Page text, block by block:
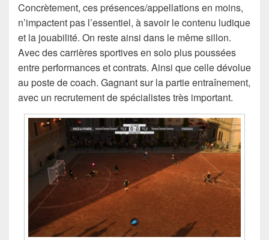
Concrètement, ces présences/appellations en moins,
n’impactent pas l’essentiel, à savoir le contenu ludique
et la jouabilité. On reste ainsi dans le même sillon.
Avec des carrières sportives en solo plus poussées
entre performances et contrats. Ainsi que celle dévolue
au poste de coach. Gagnant sur la partie entraînement,
avec un recrutement de spécialistes très important.